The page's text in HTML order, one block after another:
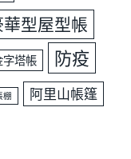
華型屋型帳
字塔帳 防疫
棚 阿里山帳篷